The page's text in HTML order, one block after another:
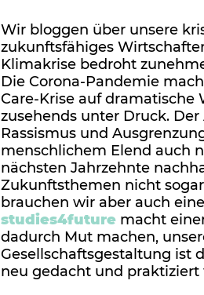
Wir bloggen über unsere
zukunftsfähiges
Klimakrise bedroht
Die Corona-Pandemie
Care-Krise auf
zusehends unter Druck.
Rassismus und
menschlichem Elend auch
nächsten Jahrzehnte
Zukunftsthemen nicht
brauchen wir aber auch
studies4future macht
dadurch Mut machen,
Gesellschaftsgestaltung ist
neu gedacht und praktiziert